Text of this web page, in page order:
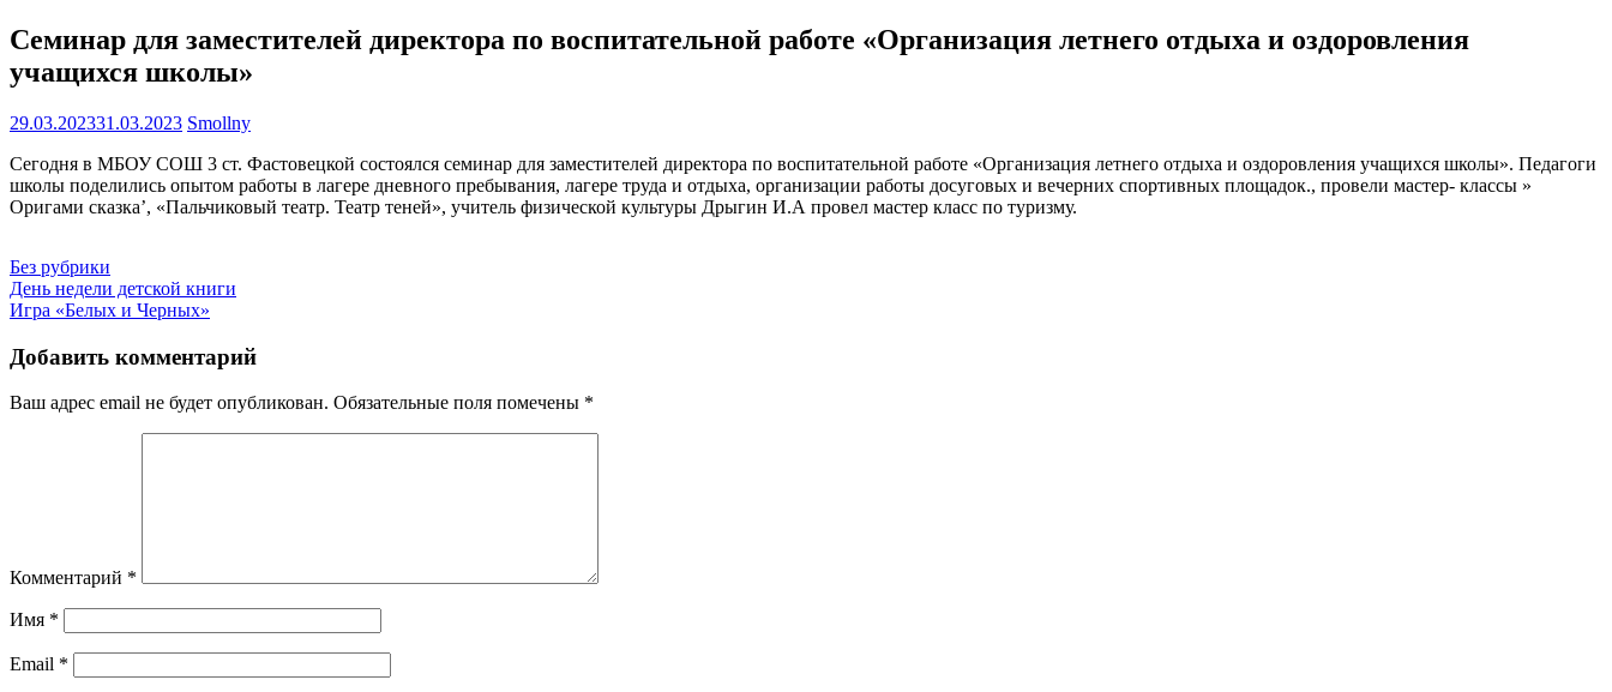
Семинар для заместителей директора по воспитательной работе «Организация летнего отдыха и оздоровления
учащихся школы»
29.03.202331.03.2023 Smollny
Сегодня в МБОУ СОШ 3 ст. Фастовецкой состоялся семинар для заместителей директора по воспитательной работе «Организация летнего отдыха и оздоровления учащихся школы». Педагоги
школы поделились опытом работы в лагере дневного пребывания, лагере труда и отдыха, организации работы досуговых и вечерних спортивных площадок., провели мастер- классы »
Оригами сказка’, «Пальчиковый театр. Театр теней», учитель физической культуры Дрыгин И.А провел мастер класс по туризму.
Без рубрики
Навигация
по
записям
День недели детской книги
Игра «Белых и Черных»
Добавить комментарий
Ваш адрес email не будет опубликован. Обязательные поля помечены *
Комментарий *
Имя *
Email *